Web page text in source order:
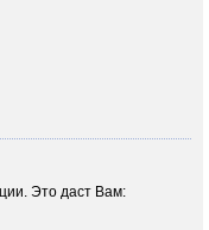
Это даст Вам: